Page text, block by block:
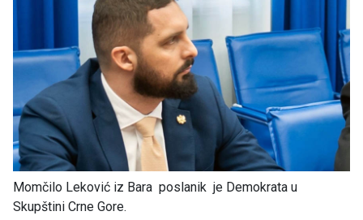
Momčilo Leković iz Bara poslanik je Demokrata u
Skupštini Crne Gore.